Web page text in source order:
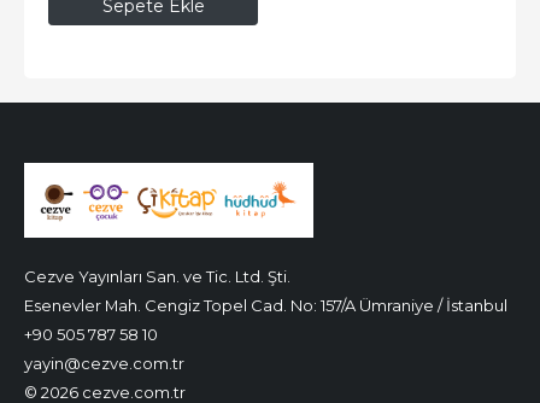
Sepete Ekle
Cezve Yayınları San. ve Tic. Ltd. Şti.
Esenevler Mah. Cengiz Topel Cad. No: 157/A Ümraniye / İstanbul
+90 505 787 58 10
yayin@cezve.com.tr
© 2026 cezve.com.tr